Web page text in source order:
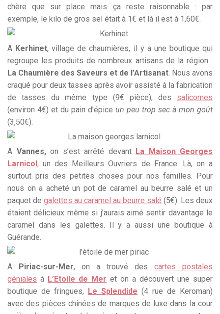
chère que sur place mais ça reste raisonnable : par
exemple, le kilo de gros sel était à 1€ et là il est à 1,60€.
A Kerhinet, village de chaumières, il y a une boutique qui
regroupe les produits de nombreux artisans de la région :
La Chaumière des Saveurs et de l’Artisanat. Nous avons
craqué pour deux tasses après avoir assisté à la fabrication
de tasses du même type (9€ pièce), des salicornes
(environ 4€) et du pain d’épice un peu trop sec à mon goût
(3,50€).
A Vannes,on s’est arrêté devant La Maison Georges
Larnicol , un des Meilleurs Ouvriers de France. Là, on a
surtout pris des petites choses pour nos familles. Pour
nous on a acheté un pot de caramel au beurre salé et un
paquet de galettes au caramel au beurre salé (5€). Les deux
étaient délicieux même si j’aurais aimé sentir davantage le
caramel dans les galettes. Il y a aussi une boutique à
Guérande.
A Piriac-sur-Mer, on a trouvé des cartes postales
géniales à L’Etoile de Mer et on a découvert une super
boutique de fringues,
Le Splendide (4 rue de Keroman)
avec des pièces chinées de marques de luxe dans la cour